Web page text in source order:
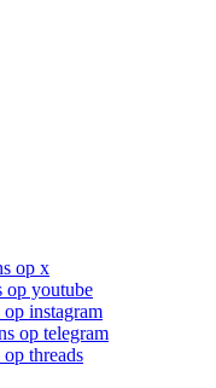
op x
op youtube
instagram
op telegram
threads